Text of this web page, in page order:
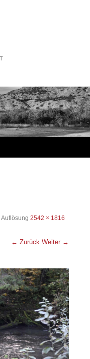
Auflösung2542 × 1816
← Zurück Weiter →